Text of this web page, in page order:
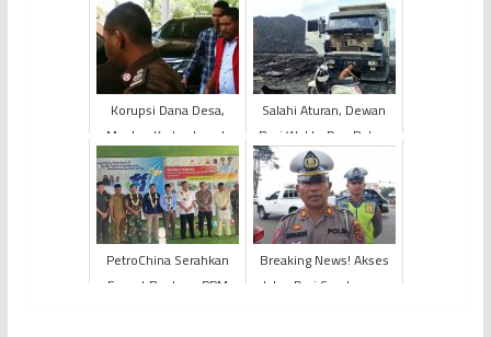
Korupsi Dana Desa,
Mantan Kades Lopak
Alai Resmi Ditahan
Salahi Aturan, Dewan
Beri Waktu Dua Pekan
PT. KBPC Sebelum
Ditutup
PetroChina Serahkan
Empat Bantuan PPM
Breaking News! Akses
Jalan Dari Sarolangun